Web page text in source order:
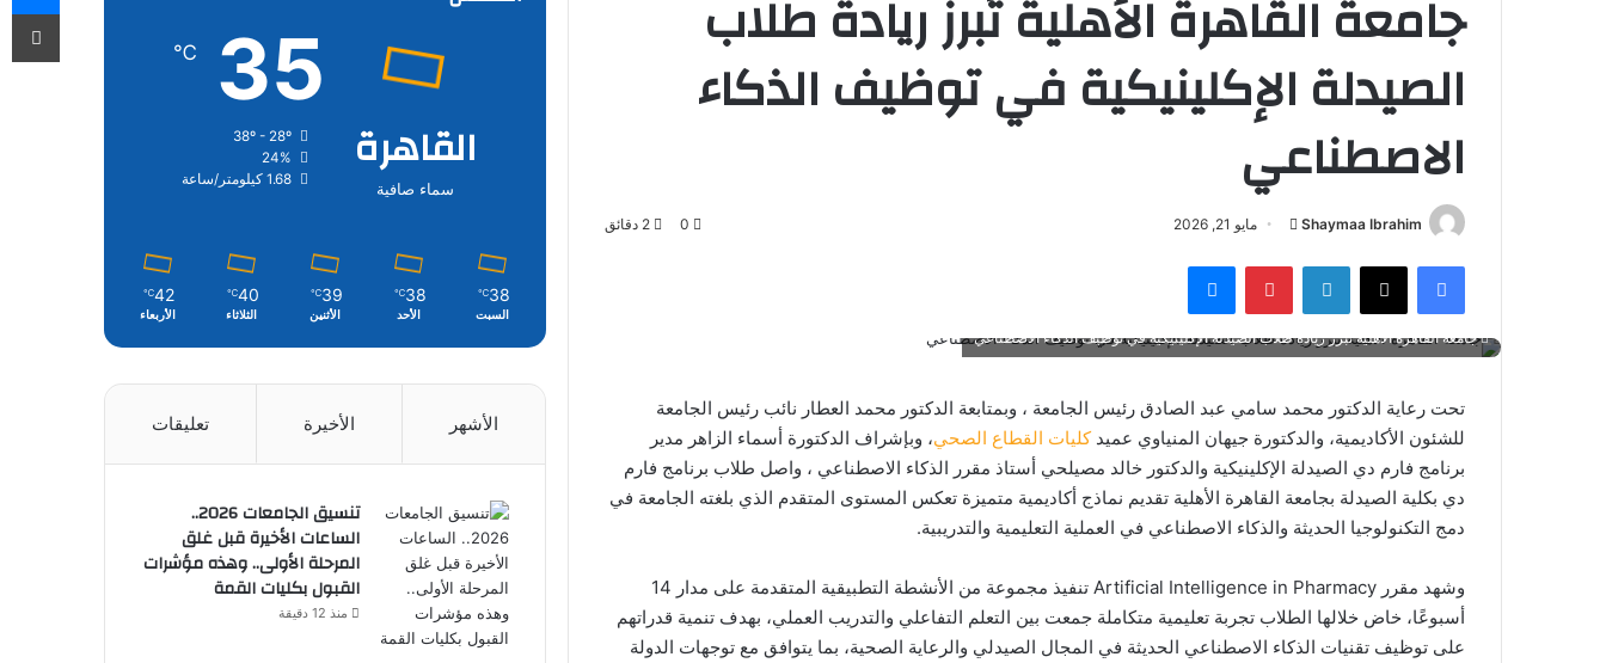
جامعة القاهرة الأهلية تُبرز ريادة طلاب
الصيدلة الإكلينيكية في توظيف الذكاء
الاصطناعي
Shaymaa Ibrahim
أرسل
إلكترونيا
مايو 21, 2026 0
فيسبوك ‫X لينكدإن بينتيريستماسنجر
جامعة القاهرة الأهلية تُبرز ريادة طلاب الصيدلة الإكلينيكية في توظيف الذكاء الاصطناعي
تحت رعاية الدكتور محمد سامي عبد الصادق رئيس الجامعة ، وبمتابعة الدكتور محمد العطار نائب رئيس الجامعة
للشئون الأكاديمية، والدكتورة جيهان المنياوي عميد كليات القطاع الصحي، وبإشراف الدكتورة أسماء الزاهر مدير
برنامج فارم دي الصيدلة الإكلينيكية والدكتور خالد مصيلحي أستاذ مقرر الذكاء الاصطناعي ، واصل طلاب برنامج فارم
دي بكلية الصيدلة بجامعة القاهرة الأهلية تقديم نماذج أكاديمية متميزة تعكس المستوى المتقدم الذي بلغته الجامعة في
دمج التكنولوجيا الحديثة والذكاء الاصطناعي في العملية التعليمية والتدريبية.
وشهد مقرر Artificial Intelligence in Pharmacy تنفيذ مجموعة من الأنشطة التطبيقية المتقدمة على مدار 14
أسبوعًا، خاض خلالها الطلاب تجربة تعليمية متكاملة جمعت بين التعلم التفاعلي والتدريب العملي، بهدف تنمية قدراتهم
على توظيف تقنيات الذكاء الاصطناعي الحديثة في المجال الصيدلي والرعاية الصحية، بما يتوافق مع توجهات الدولة
القاهرة
سماء صافية
35
℃
24%
1.68 كيلومتر/ساعة
38
℃
السبت
38
℃
الأحد
39
℃
الأثنين
40
℃
الثلاثاء
42
℃
الأربعاء
الأشهر الأخيرة تعليقات
تنسيق الجامعات 2026..
الساعات الأخيرة قبل غلق
المرحلة الأولى.. وهذه مؤشرات
القبول بكليات القمة
منذ 12 دقيقة